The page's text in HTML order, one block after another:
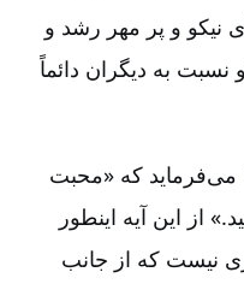
نیکو و پر مهر رشد و
نسبت به دیگران دائماً
پولس رسول در کولسیان ۳:‏۱۴ می‌فرماید که «محبت
از این آیه اینطور
نیست که از جانب